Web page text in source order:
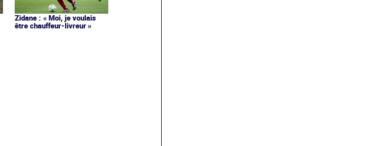
Zidane : « Moi, je voulais
être chauffeur-livreur »